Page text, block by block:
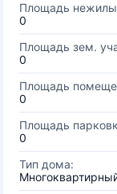
Площадь
0
Площадь зем.
0
Площадь
0
Площадь
0
Тип дома: